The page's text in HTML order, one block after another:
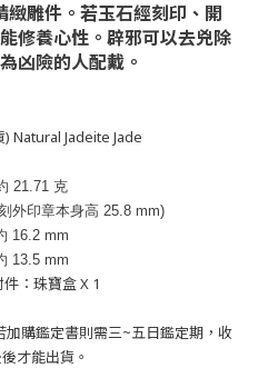
雕件。若玉石經刻印、開
修養心性。辟邪可以去兇除
凶險的人配戴。
Natural Jadeite Jade
21.71 克
外印章本身高 25.8 mm)
16.2 mm
13.5 mm
：珠寶盒 X 1
購鑑定書則需三~五日鑑定期，收
才能出貨。